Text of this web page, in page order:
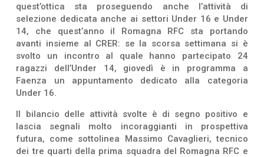
quest’ottica sta proseguendo anche l’attività di
selezione dedicata anche ai settori Under 16 e Under
14, che quest’anno il Romagna RFC sta portando
avanti insieme al CRER: se la scorsa settimana si è
svolto un incontro al quale hanno partecipato 24
ragazzi dell’Under 14, giovedì è in programma a
Faenza un appuntamento dedicato alla categoria
Under 16.
Il bilancio delle attività svolte è di segno positivo e
lascia segnali molto incoraggianti in prospettiva
futura, come sottolinea Massimo Cavaglieri, tecnico
dei tre quarti della prima squadra del Romagna RFC e